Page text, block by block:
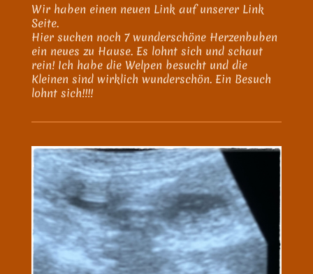
Wir haben einen neuen Link auf unserer Link
Seite.
Hier suchen noch 7 wunderschöne Herzenbuben
ein neues zu Hause. Es lohnt sich und schaut
rein! Ich habe die Welpen besucht und die
Kleinen sind wirklich wunderschön. Ein Besuch
lohnt sich!!!!